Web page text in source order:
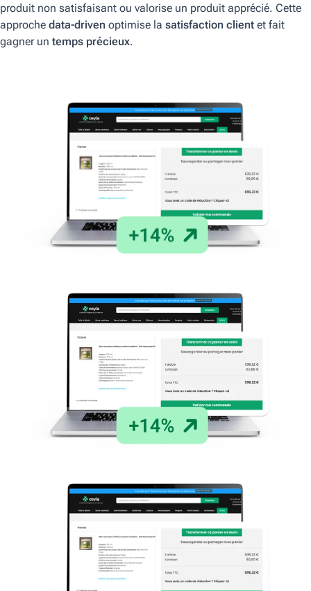
produit non satisfaisant ou valorise un produit apprécié. Cette
approche data-driven optimise la satisfaction client et fait
gagner un temps précieux.